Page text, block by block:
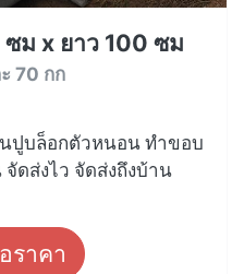
ซม x ยาว 100 ซม
70 กก
ปูบล็อกตัวหนอน ทำขอบ
ดส่งไว จัดส่งถึงบ้าน
ราคา